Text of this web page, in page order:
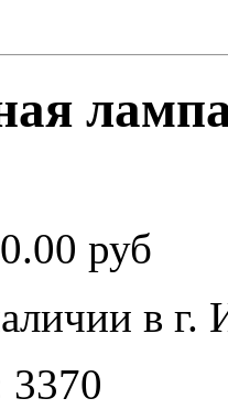
руб
в г.
3370